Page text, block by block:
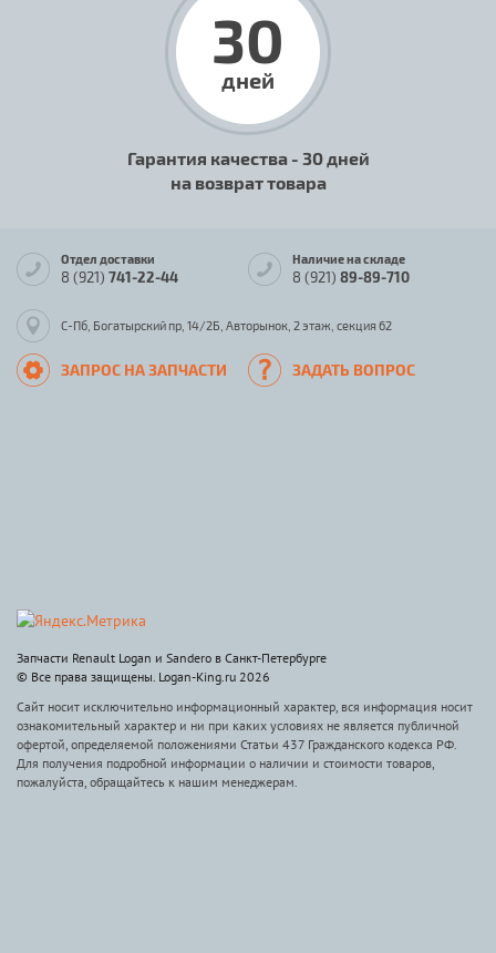
30
дней
Гарантия качества - 30 дней
на возврат товара
Отдел доставки
8 (921) 741-22-44
Наличие на складе
8 (921) 89-89-710
С-Пб, Богатырский пр, 14/2Б, Авторынок, 2 этаж, секция 62
ЗАПРОС НА ЗАПЧАСТИ ЗАДАТЬ ВОПРОС
Запчасти Renault Logan и Sandero в Санкт-Петербурге
© Все права защищены. Logan-King.ru 2026
Сайт носит исключительно информационный характер, вся информация носит
ознакомительный характер и ни при каких условиях не является публичной
офертой, определяемой положениями Статьи 437 Гражданского кодекса РФ.
Для получения подробной информации о наличии и стоимости товаров,
пожалуйста, обращайтесь к нашим менеджерам.